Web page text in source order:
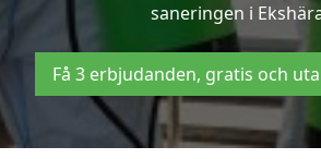
saneringen i
Få 3 erbjudanden, gratis och